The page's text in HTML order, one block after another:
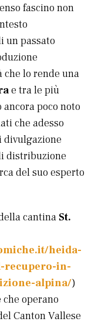
fascino non
un passato
lo rende una
e tra le più
poco noto
che adesso
divulgazione
distribuzione
del suo esperto
cantina St.
heida-
recupero-in-
alpina/)
operano
Canton Vallese